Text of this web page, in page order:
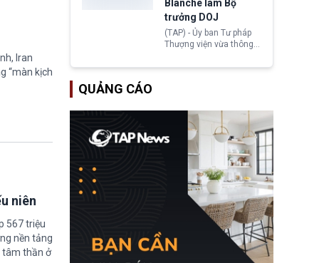
Iran
“màn kịch
niên
567 triệu
nền tảng
tâm thần ở
nguy cơ thiếu hụt lực
lượng trầm trọng. Điều
này cần được đặc biệt
chú ý bởi nếu các siêu
bão đổ bộ Hoa Kỳ ở nửa
quốc gia quá tải.
Blanche làm Bộ
trưởng DOJ
(TAP) - Ủy ban Tư pháp
Thượng viện vừa thông
Blanche làm Bộ trưởng
trưởng. Mặc dù vậy,
nhiều chính trị gia đảng
Cộng hoà (GOP) vẫn tỏ
ra hoài nghi, thậm chí
tuyên bố sẽ lên tiếng
phản đối khi đề cử này
được đưa ra toàn thể bỏ
QUẢNG CÁO